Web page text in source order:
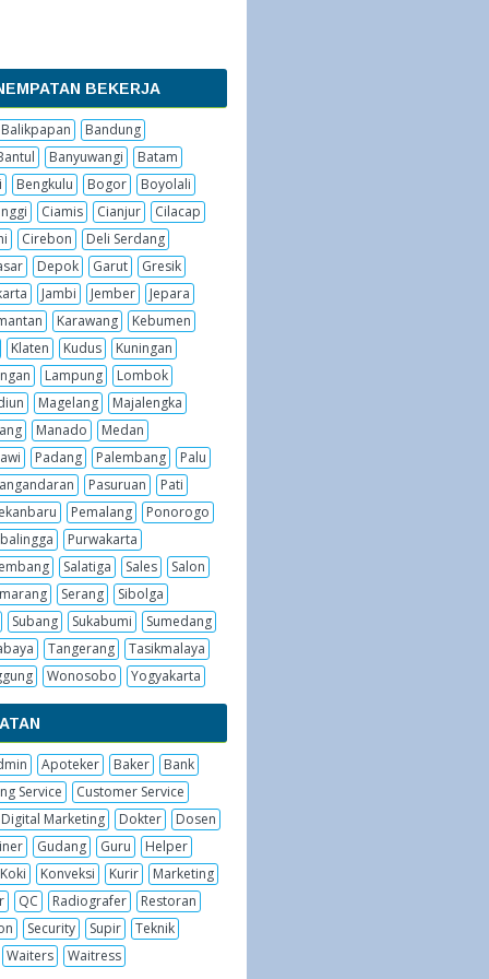
BEKERJA
Balikpapan
Bandung
Banyuwangi
Batam
Bengkulu Bogor
Boyolali
Ciamis Cianjur
Cilacap
Cirebon
Deli Serdang
Depok Garut
Gresik
Jambi Jember
Jepara
Karawang
Kebumen
Klaten
Kudus
Kuningan
Lampung
Lombok
Magelang
Majalengka
Manado
Medan
Padang Palembang
Palu
Pasuruan
Pati
Pemalang
Ponorogo
Purwakarta
Salatiga Sales
Salon
Serang
Sibolga
Subang
Sukabumi
Sumedang
Tangerang
Tasikmalaya
Wonosobo Yogyakarta
Apoteker Baker
Bank
Service
Customer Service
Digital Marketing
Dokter
Dosen
Gudang Guru
Helper
Koki
Konveksi Kurir
Marketing
QC Radiografer
Restoran
Security Supir
Teknik
Waiters
Waitress